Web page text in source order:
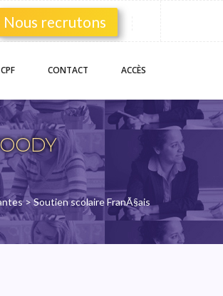
Nous recrutons
CPF CONTACT ACCÈS
> Soutien scolaire FranÃ§ais